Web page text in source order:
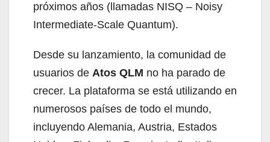
próximos años (llamadas NISQ – Noisy
Intermediate-Scale Quantum).
Desde su lanzamiento, la comunidad de
usuarios de Atos QLM no ha parado de
crecer. La plataforma se está utilizando en
numerosos países de todo el mundo,
incluyendo Alemania, Austria, Estados